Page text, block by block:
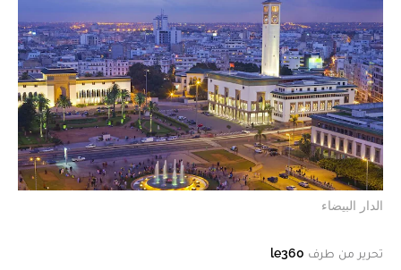
الدار البيضاء
تحرير من طرف le360